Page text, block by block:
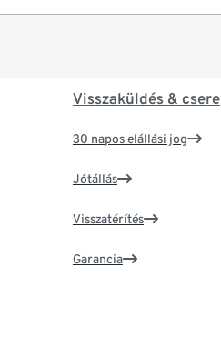
Visszaküldés & csere
30 napos elállási jog
Jótállás
Visszatérítés
Garancia